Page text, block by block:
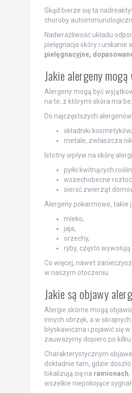
Skąd bierze się ta
choroby
Nadwrażliwość układu
pielęgnacja skóry i unikanie
pielęgnacyjne,
Jakie alergeny
Alergeny mogą być
na te, z którymi skóra ma
Do najczęstszych
składniki
metale, zwłaszcza
Istotny wpływ na skórę
pyłki kwitnących
wszechobecne
sierść zwierząt
Alergeny pokarmowe, takie
mleko,
jaja,
orzechy,
ryby, często
Co więcej, nawet
w naszym otoczeniu.
Jakie są objawy
Alergie skórne mogą
innych obrzęk, a w
błyskawiczna i pojawić się w
zauważymy dopiero po kilku
Charakterystycznym
dokładnie tam, gdzie
lokalizują się na ramionach,
wszelkie niepokojące